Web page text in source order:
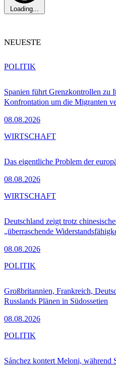
Loading...
NEUESTE
Spanien führt Grenzkontrollen zu
Konfrontation um die Migranten
08.08.2026
POLITIK
Das eigentliche Problem der
08.08.2026
WIRTSCHAFT
Deutschland zeigt trotz
„überraschende
08.08.2026
WIRTSCHAFT
Großbritannien, Frankreich,
Russlands Plänen in Südossetien
08.08.2026
POLITIK
Sánchez kontert Meloni, während
POLITIK